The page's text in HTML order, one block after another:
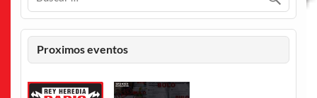
Proximos eventos